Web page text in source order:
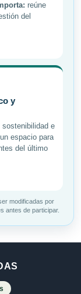
reúne
del
y
sostenibilidad e
espacio para
del último
modificadas por
antes de participar.